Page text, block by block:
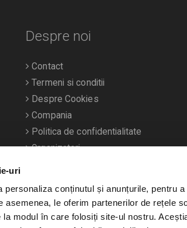
uri
personaliza conținutul și anunțurile, pentru
asemenea, le oferim partenerilor de rețele
modul în care folosiți site-ul nostru.
Despre noi
Contact
Termeni si conditii
Despre Cookies
Compania
Politica de confidentialitate
Organizatori